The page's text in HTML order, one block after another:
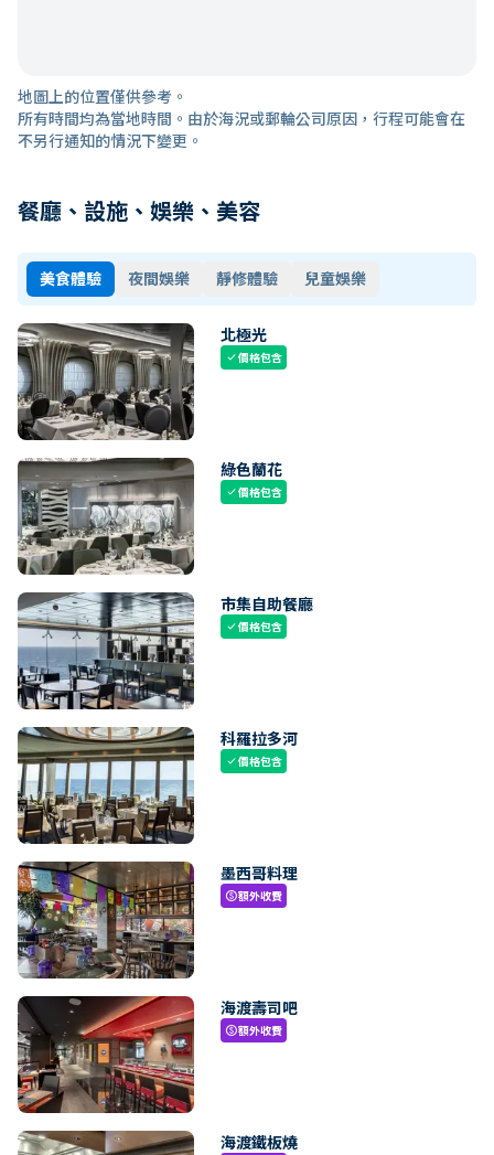
地圖上的位置僅供參考。
所有時間均為當地時間。由於海況或郵輪公司原因，行程可能會在
不另行通知的情況下變更。
餐廳、設施、娛樂、美容
美食體驗 夜間娛樂 靜修體驗 兒童娛樂
北極光
check價格包含
綠色蘭花
check價格包含
市集自助餐廳
check價格包含
科羅拉多河
check價格包含
墨西哥料理
paid額外收費
海渡壽司吧
paid額外收費
海渡鐵板燒